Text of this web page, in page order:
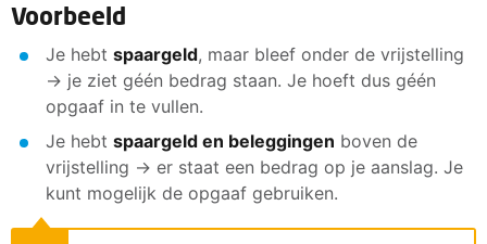
Voorbeeld
Je hebt spaargeld, maar bleef onder de vrijstelling
→ je ziet géén bedrag staan. Je hoeft dus géén
opgaaf in te vullen.
Je hebt spaargeld en beleggingen boven de
vrijstelling → er staat een bedrag op je aanslag. Je
kunt mogelijk de opgaaf gebruiken.